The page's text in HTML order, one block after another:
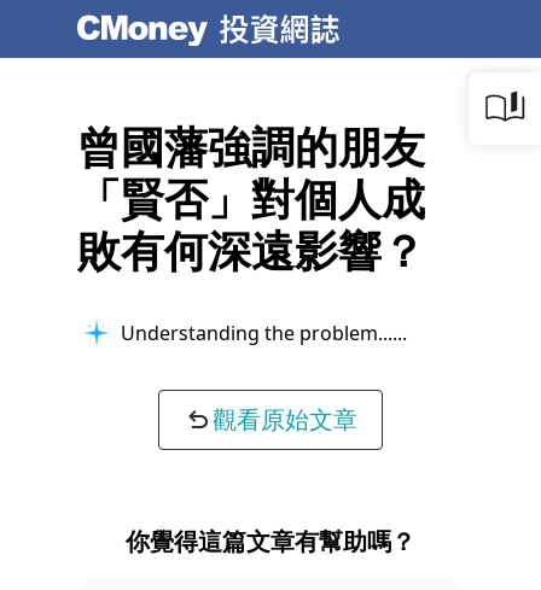
曾國藩強調的朋友
「賢否」對個人成
敗有何深遠影響？
Understanding the problem...
觀看原始文章
你覺得這篇文章有幫助嗎？